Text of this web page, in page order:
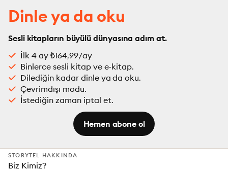
Dinle ya da oku
Sesli kitapların büyülü dünyasına adım at.
İlk 4 ay ₺164,99/ay
Binlerce sesli kitap ve e-kitap.
Dilediğin kadar dinle ya da oku.
Çevrimdışı modu.
İstediğin zaman iptal et.
Hemen abone ol
STORYTEL HAKKINDA
Biz Kimiz?